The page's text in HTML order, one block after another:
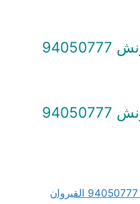
سطحة هيدروليك ونش 94050777
سطحة هيدروليك ونش 94050777